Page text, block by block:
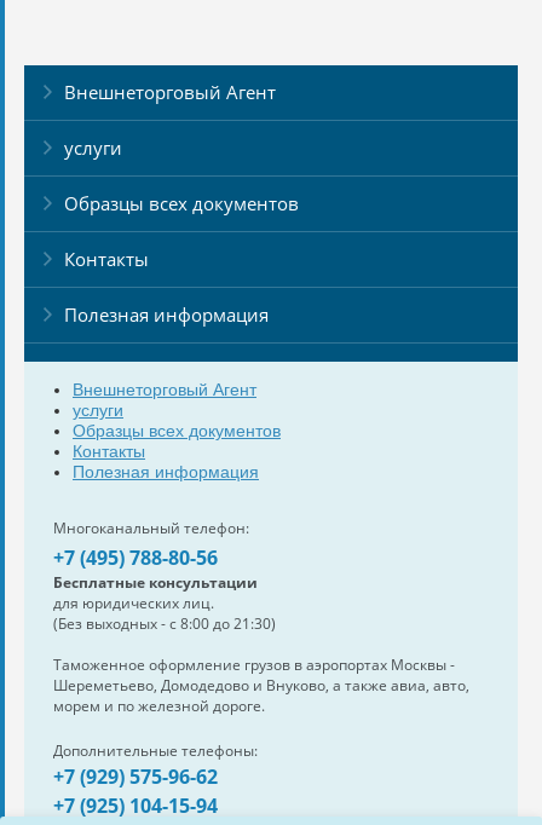
Внешнеторговый Агент
услуги
Образцы всех документов
Контакты
Полезная информация
Внешнеторговый Агент
услуги
Образцы всех документов
Контакты
Полезная информация
Многоканальный телефон:
+7 (495) 788-80-56
Бесплатные консультации
для юридических лиц.
(Без выходных - с 8:00 до 21:30)
Таможенное оформление грузов в аэропортах Москвы -
Шереметьево, Домодедово и Внуково, а также авиа, авто,
морем и по железной дороге.
Дополнительные телефоны:
+7 (929) 575-96-62
+7 (925) 104-15-94